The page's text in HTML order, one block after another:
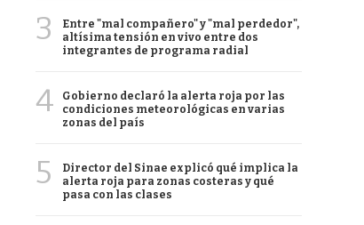
3
Entre "mal compañero" y "mal perdedor",
altísima tensión en vivo entre dos
integrantes de programa radial
4
Gobierno declaró la alerta roja por las
condiciones meteorológicas en varias
zonas del país
5
Director del Sinae explicó qué implica la
alerta roja para zonas costeras y qué
pasa con las clases